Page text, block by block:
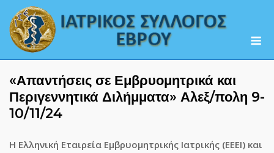
content
«Απαντήσεις σε Εμβρυομητρικά και
Περιγεννητικά Διλήμματα» Αλεξ/πολη 9-
10/11/24
Η Ελληνική Εταιρεία Εμβρυομητρικής Ιατρικής (ΕΕΕΙ) και